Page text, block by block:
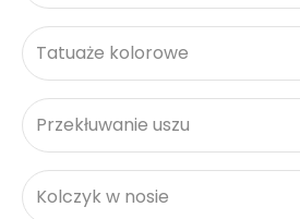
Tatuaże kolorowe
Przekłuwanie uszu
Kolczyk w nosie